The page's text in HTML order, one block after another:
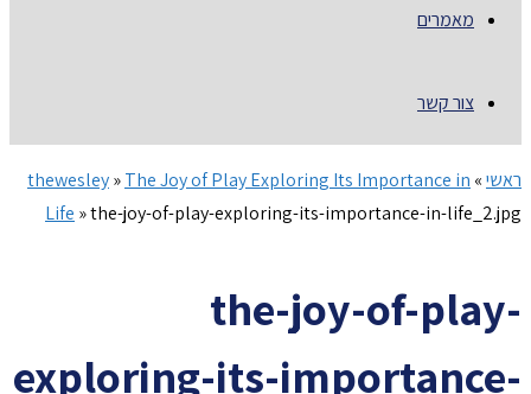
מאמרים
צור קשר
ראשי»
thewesley»The Joy of Play Exploring Its Importance in
Life »the-joy-of-play-exploring-its-importance-in-life_2.jpg
the-joy-of-play-
exploring-its-importance-